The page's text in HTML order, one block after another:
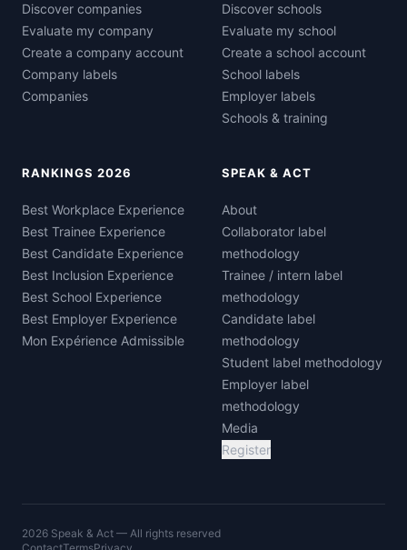
Discover companies
Evaluate my company
Create a company account
Company labels
Companies
Discover schools
Evaluate my school
Create a school account
School labels
Employer labels
Schools & training
RANKINGS 2026
Best Workplace Experience
Best Trainee Experience
Best Candidate Experience
Best Inclusion Experience
Best School Experience
Best Employer Experience
Mon Expérience Admissible
SPEAK & ACT
About
Collaborator label
methodology
Trainee / intern label
methodology
Candidate label
methodology
Student label methodology
Employer label
methodology
Media
Register
2026 Speak & Act — All rights reserved